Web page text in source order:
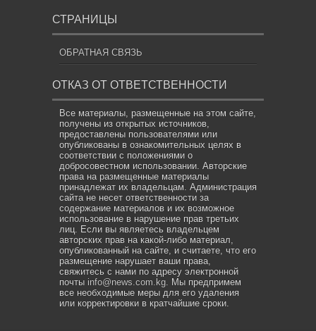
СТРАНИЦЫ
ОБРАТНАЯ СВЯЗЬ
ОТКАЗ ОТ ОТВЕТСТВЕННОСТИ
Все материалы, размещенные на этом сайте,
получены из открытых источников,
предоставлены пользователями или
опубликованы в ознакомительных целях в
соответствии с положениями о
добросовестном использовании. Авторские
права на размещенные материалы
принадлежат их владельцам. Администрация
сайта не несет ответственности за
содержание материалов и их возможное
использование в нарушение прав третьих
лиц. Если вы являетесь владельцем
авторских прав на какой-либо материал,
опубликованный на сайте, и считаете, что его
размещение нарушает ваши права,
свяжитесь с нами по адресу электронной
почты info@news.com.kg. Мы предпримем
все необходимые меры для его удаления
или корректировки в кратчайшие сроки.